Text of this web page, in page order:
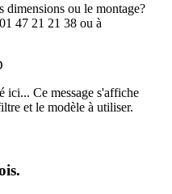
dimensions ou le montage?
47 21 21 38 ou à
ici... Ce message s'affiche
et le modèle à utiliser.